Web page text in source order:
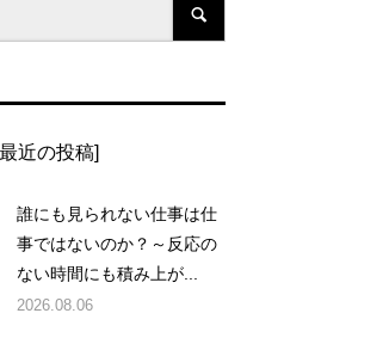
近の投稿]
誰にも見られない仕事は仕
事ではないのか？～反応の
ない時間にも積み上が...
2026.08.06